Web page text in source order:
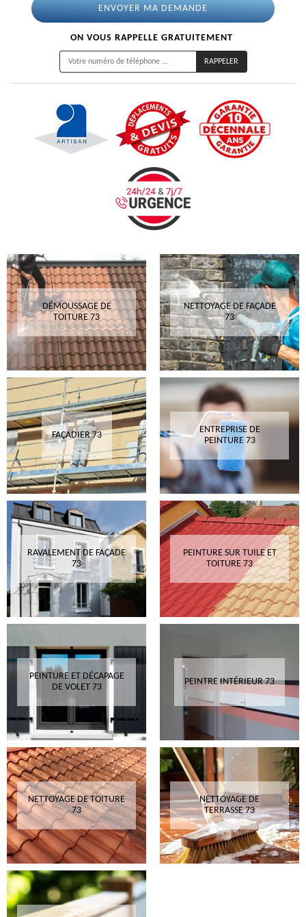
ON VOUS RAPPELLE GRATUITEMENT
DÉMOUSSAGE DE
TOITURE 73
NETTOYAGE DE FAÇADE
73
FAÇADIER 73
ENTREPRISE DE
PEINTURE 73
RAVALEMENT DE FAÇADE
73
PEINTURE SUR TUILE ET
TOITURE 73
PEINTURE ET DÉCAPAGE
DE VOLET 73
PEINTRE INTÉRIEUR 73
NETTOYAGE DE TOITURE
73
NETTOYAGE DE
TERRASSE 73